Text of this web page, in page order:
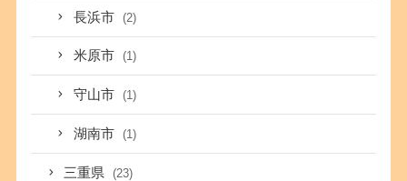
長浜市 (2)
米原市 (1)
守山市 (1)
湖南市 (1)
三重県 (23)